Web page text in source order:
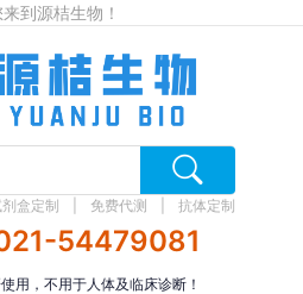
到源桔生物！
盒定制 免费代测 抗体定制
54479081
用，不用于人体及临床诊断！